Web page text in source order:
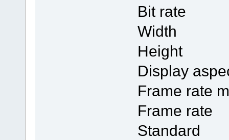
Bit rate
Width :
Height
Display
Frame
Frame